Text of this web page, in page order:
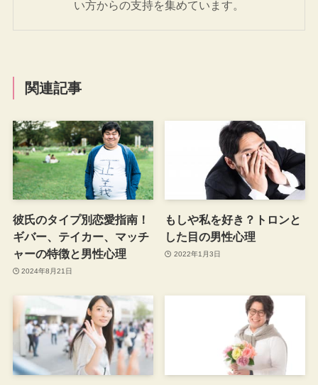
い方からの支持を集めています。
関連記事
彼氏のタイプ別恋愛指南！
ギバー、テイカー、マッチ
ャーの特徴と男性心理
2024年8月21日
もしや私を好き？トロンと
した目の男性心理
2022年1月3日